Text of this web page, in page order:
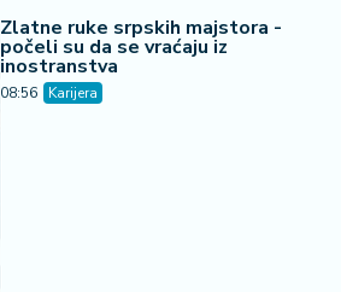
Zlatne ruke srpskih majstora -
počeli su da se vraćaju iz
inostranstva
08:56 Karijera